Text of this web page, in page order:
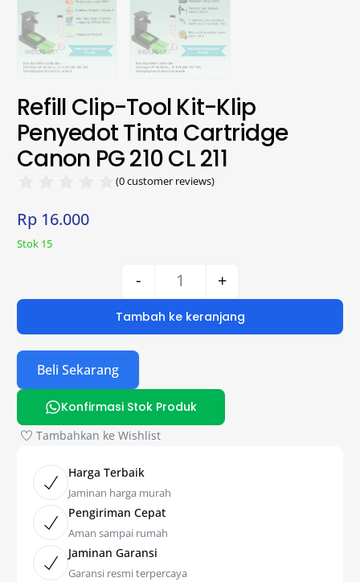
Refill Clip-Tool Kit-Klip
Penyedot Tinta Cartridge
Canon PG 210 CL 211
(0customer reviews)
Rp 16.000
Stok 15
- +
Tambah ke keranjang
Beli Sekarang
Konfirmasi Stok Produk
Tambahkan ke Wishlist
Harga Terbaik
Jaminan harga murah
Pengiriman Cepat
Aman sampai rumah
Jaminan Garansi
Garansi resmi terpercaya